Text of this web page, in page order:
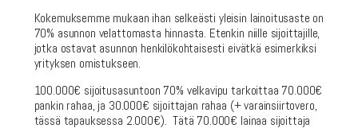
Kokemuksemme mukaan ihan selkeästi yleisin lainoitusaste on
70% asunnon velattomasta hinnasta. Etenkin niille sijoittajille,
jotka ostavat asunnon henkilökohtaisesti eivätkä esimerkiksi
yrityksen omistukseen.
100.000€ sijoitusasuntoon 70% velkavipu tarkoittaa 70.000€
pankin rahaa, ja 30.000€ sijoittajan rahaa (+ varainsiirtovero,
tässä tapauksessa 2.000€). Tätä 70.000€ lainaa sijoittaja